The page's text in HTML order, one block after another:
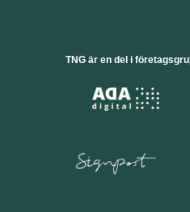
TNG är en del i